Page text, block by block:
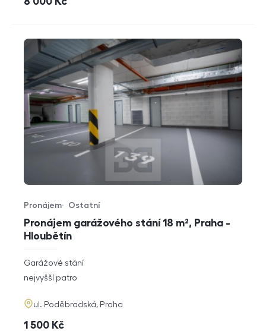
Pronájem garážového stání 18 m², Praha -
Hloubětín
Typ nabídky
Pronájem
Typ nemovitosti
Ostatní
rozměry
dispozice
Garážové stání
funkce
nejvyšší patro
adresa
ul. Poděbradská, Praha
cena
1 500 Kč